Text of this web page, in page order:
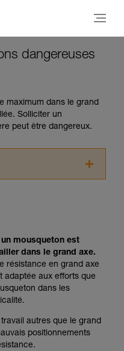
dangereuses
maximum dans le grand
Solliciter un
peut être dangereux.
compris les
nécessite une
spécifique. Validez
capacité à refaire
sécurité, avant
de techniques
en exister d’autres
ici.
mousqueton est
dans le grand axe.
résistance en grand axe
adaptée aux efforts que
dans les
travail autres que le grand
positionnements